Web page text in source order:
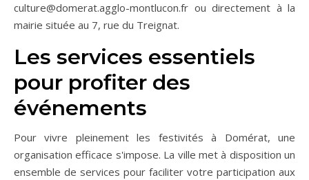
culture@domerat.agglo-montlucon.fr ou directement à la
mairie située au 7, rue du Treignat.
Les services essentiels
pour profiter des
événements
Pour vivre pleinement les festivités à Domérat, une
organisation efficace s'impose. La ville met à disposition un
ensemble de services pour faciliter votre participation aux